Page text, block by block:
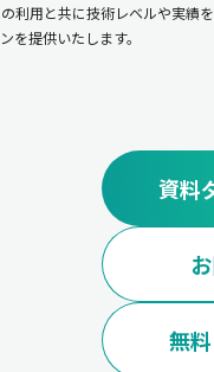
利用と共に技術レベルや実績
を提供いたします。
資料
無